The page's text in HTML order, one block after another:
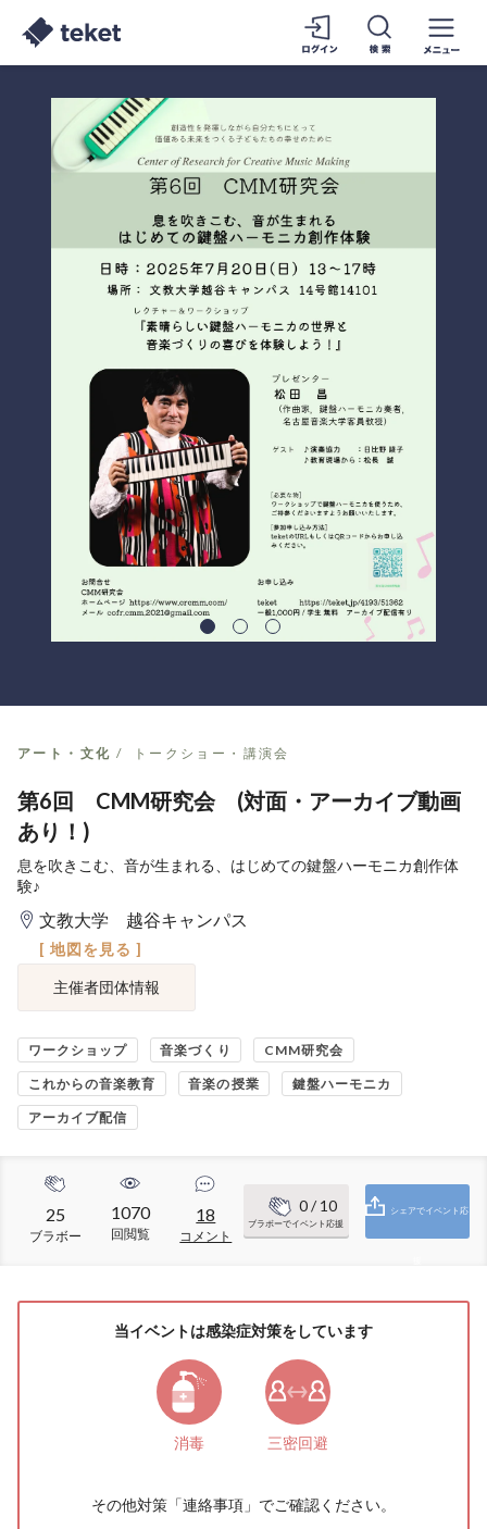
アート・文化 トークショー・講演会
第6回 CMM研究会 (対面・アーカイブ動画
あり！)
息を吹きこむ、音が生まれる、はじめての鍵盤ハーモニカ創作体
験♪
文教大学 越谷キャンパス
[ 地図を見る ]
主催者団体情報
ワークショップ 音楽づくり CMM研究会
これからの音楽教育 音楽の授業 鍵盤ハーモニカ
アーカイブ配信
25
ブラボー
1070
回閲覧
18
コメント
0/ 10
ブラボーでイベント応援
シェアでイベント応
当イベントは感染症対策をしています
消毒 三密回避
その他対策「連絡事項 」でご確認ください。